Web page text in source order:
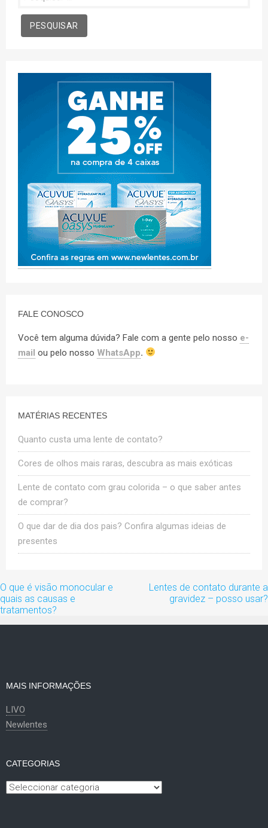
FALE CONOSCO
Você tem alguma dúvida? Fale com a gente pelo nosso e-
mail ou pelo nosso WhatsApp.
MATÉRIAS RECENTES
Quanto custa uma lente de contato?
Cores de olhos mais raras, descubra as mais exóticas
Lente de contato com grau colorida – o que saber antes
de comprar?
O que dar de dia dos pais? Confira algumas ideias de
presentes
Navegação
de
artigos
O que é visão monocular e
quais as causas e
tratamentos?
Lentes de contato durante a
gravidez – posso usar?
MAIS INFORMAÇÕES
LIVO
Newlentes
CATEGORIAS
Categorias